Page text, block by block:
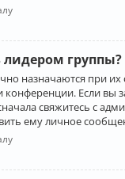
лидером группы?
назначаются при их
Если вы
свяжитесь с
ему личное